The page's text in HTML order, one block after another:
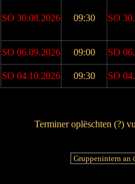
SO 30.08.2026 09:30 SO
SO 06.09.2026 09:00 SO
SO 04.10.2026 09:30 SO
Terminer oplëschten (?)